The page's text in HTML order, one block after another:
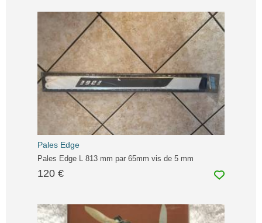
Pales Edge
Pales Edge L 813 mm par 65mm vis de 5 mm
120 €